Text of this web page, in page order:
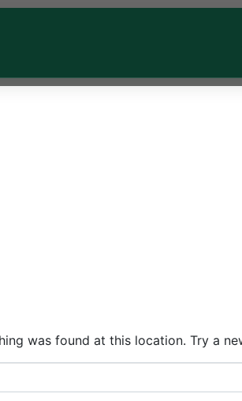
was found at this location. Try a